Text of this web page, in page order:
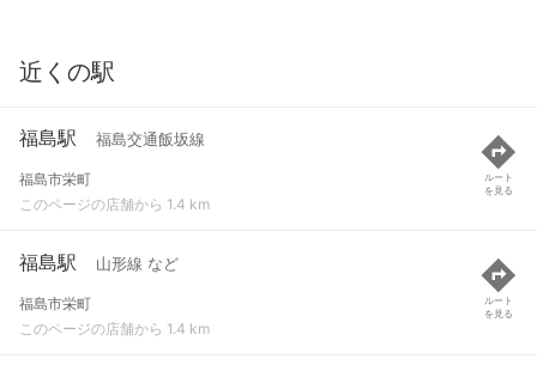
近くの駅
福島駅 福島交通飯坂線
福島市栄町
このページの店舗から 1.4 km
ルート
を見る
福島駅 山形線 など
福島市栄町
このページの店舗から 1.4 km
ルート
を見る